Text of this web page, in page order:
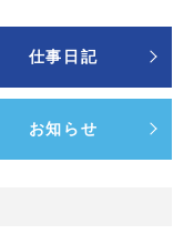
仕事日記
お知らせ